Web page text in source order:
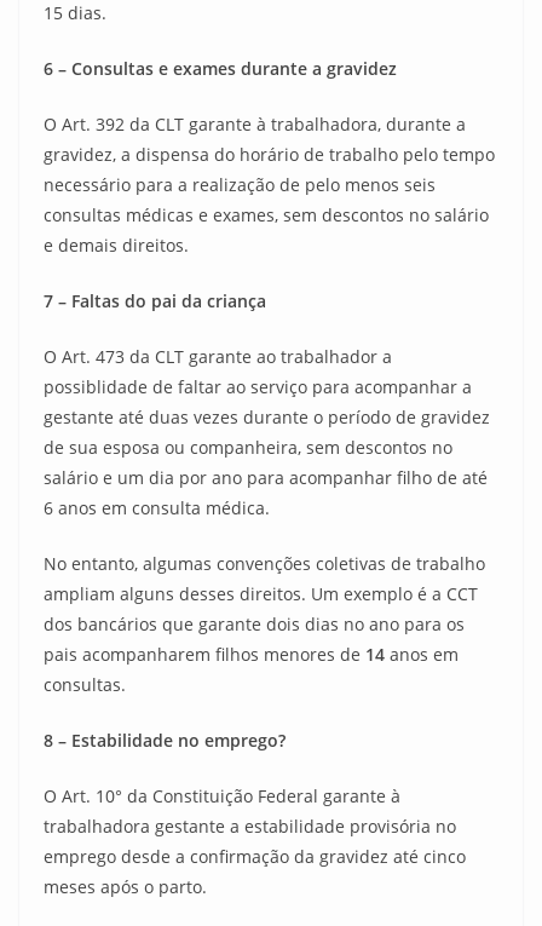
15 dias.
6 – Consultas e exames durante a gravidez
O Art. 392 da CLT garante à trabalhadora, durante a
gravidez, a dispensa do horário de trabalho pelo tempo
necessário para a realização de pelo menos seis
consultas médicas e exames, sem descontos no salário
e demais direitos.
7 – Faltas do pai da criança
O Art. 473 da CLT garante ao trabalhador a
possiblidade de faltar ao serviço para acompanhar a
gestante até duas vezes durante o período de gravidez
de sua esposa ou companheira, sem descontos no
salário e um dia por ano para acompanhar filho de até
6 anos em consulta médica.
No entanto, algumas convenções coletivas de trabalho
ampliam alguns desses direitos. Um exemplo é a CCT
dos bancários que garante dois dias no ano para os
pais acompanharem filhos menores de 14 anos em
consultas.
8 – Estabilidade no emprego?
O Art. 10° da Constituição Federal garante à
trabalhadora gestante a estabilidade provisória no
emprego desde a confirmação da gravidez até cinco
meses após o parto.